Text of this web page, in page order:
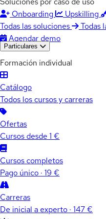
Onboarding
Upskilling
Todas las soluciones
Todas
Agendar demo
Particulares
Formación individual
Catálogo
Todos los cursos y carreras
Ofertas
Cursos desde 1 €
Cursos completos
Pago único · 19 €
Carreras
De inicial a experto · 147 €